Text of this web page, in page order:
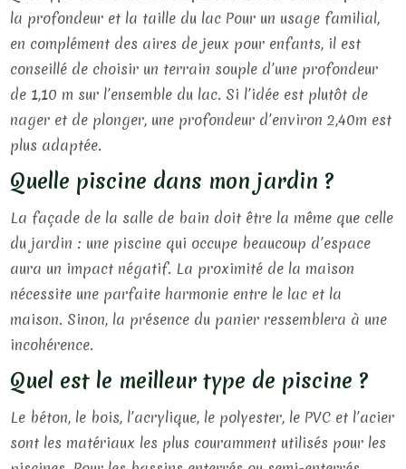
la profondeur et la taille du lac Pour un usage familial,
en complément des aires de jeux pour enfants, il est
conseillé de choisir un terrain souple d’une profondeur
de 1,10 m sur l’ensemble du lac. Si l’idée est plutôt de
nager et de plonger, une profondeur d’environ 2,40m est
plus adaptée.
Quelle piscine dans mon jardin ?
La façade de la salle de bain doit être la même que celle
du jardin : une piscine qui occupe beaucoup d’espace
aura un impact négatif. La proximité de la maison
nécessite une parfaite harmonie entre le lac et la
maison. Sinon, la présence du panier ressemblera à une
incohérence.
Quel est le meilleur type de piscine ?
Le béton, le bois, l’acrylique, le polyester, le PVC et l’acier
sont les matériaux les plus couramment utilisés pour les